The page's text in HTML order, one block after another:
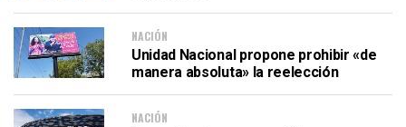
NACIÓN
Unidad Nacional propone prohibir «de
manera absoluta» la reelección
NACIÓN